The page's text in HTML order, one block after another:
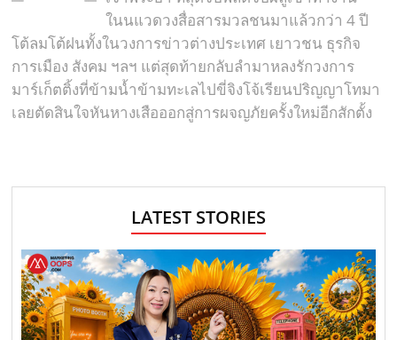
ในนแวดวงสื่อสารมวลชนมาแล้วกว่า 4 ปี
โต้ลมโต้ฝนทั้งในวงการข่าวต่างประเทศ เยาวชน ธุรกิจ
การเมือง สังคม ฯลฯ แต่สุดท้ายกลับลำมาหลงรักวงการ
มาร์เก็ตติ้งที่ข้ามน้ำข้ามทะเลไปขี่จิงโจ้เรียนปริญญาโทมา
เลยตัดสินใจหันหางเสือออกสู่การผจญภัยครั้งใหม่อีกสักตั้ง
LATEST STORIES